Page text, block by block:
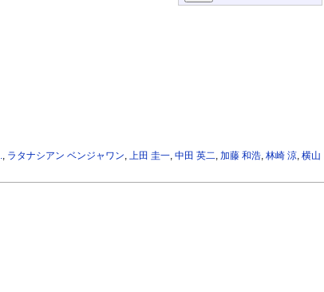
ラタナシアン ベンジャワン 上田 圭一 ,中田 英二 ,加藤 和浩 ,林崎 涼 ,横山